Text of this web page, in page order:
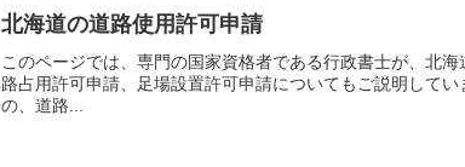
北海道の道路使用許可申請
このページでは、専門の国家資格者である行政書士が、北
路占用許可申請、足場設置許可申請についてもご説明して
の、道路...